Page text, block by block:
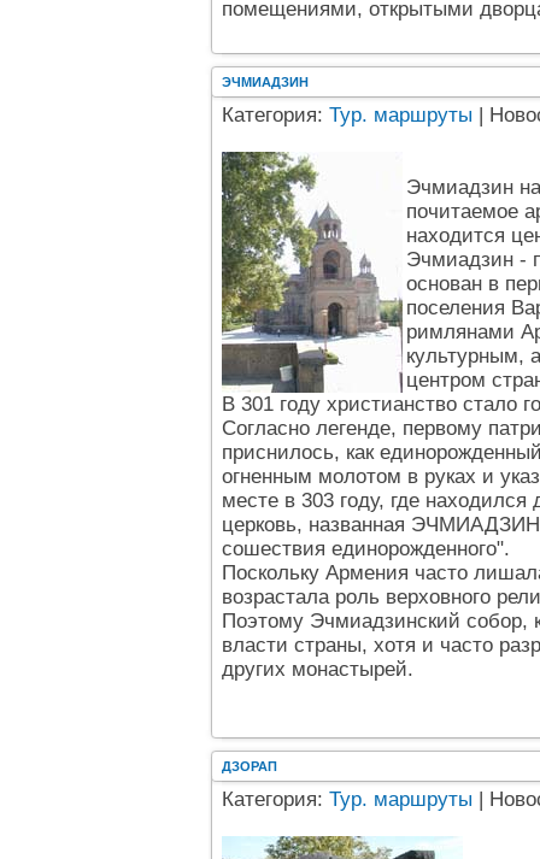
помещениями, открытыми
ЭЧМИАДЗИН
Категория: Тур. маршруты |
Эчмиадзин
почитаемое
находится
Эчмиадзин -
основан в
поселения
римлянами
культурным,
центром
В 301 году христианство стало
Согласно легенде, первому
приснилось, как
огненным молотом в руках и
месте в 303 году, где
церковь, названная
сошествия единорожденного".
Поскольку Армения часто
возрастала роль верховного
Поэтому Эчмиадзинский собор,
власти страны, хотя и часто
других монастырей.
ДЗОРАП
Категория: Тур. маршруты |